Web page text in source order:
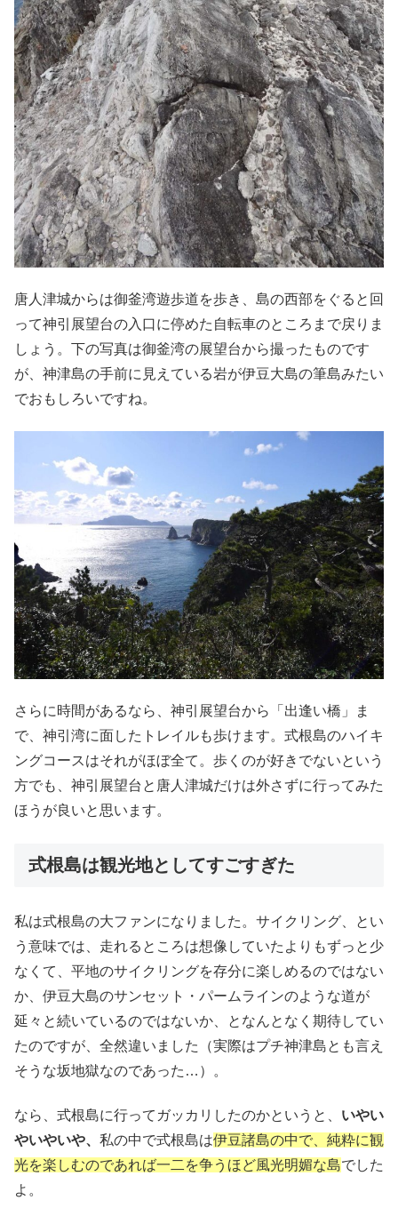
唐人津城からは御釜湾遊歩道を歩き、島の西部をぐると回
って神引展望台の入口に停めた自転車のところまで戻りま
しょう。下の写真は御釜湾の展望台から撮ったものです
が、神津島の手前に見えている岩が伊豆大島の筆島みたい
でおもしろいですね。
さらに時間があるなら、神引展望台から「出逢い橋」ま
で、神引湾に面したトレイルも歩けます。式根島のハイキ
ングコースはそれがほぼ全て。歩くのが好きでないという
方でも、神引展望台と唐人津城だけは外さずに行ってみた
ほうが良いと思います。
式根島は観光地としてすごすぎた
私は式根島の大ファンになりました。サイクリング、とい
う意味では、走れるところは想像していたよりもずっと少
なくて、平地のサイクリングを存分に楽しめるのではない
か、伊豆大島のサンセット・パームラインのような道が
延々と続いているのではないか、となんとなく期待してい
たのですが、全然違いました（実際はプチ神津島とも言え
そうな坂地獄なのであった…）。
なら、式根島に行ってガッカリしたのかというと、 いやい
やいやいや、 私の中で式根島は伊豆諸島の中で、純粋に観
光を楽しむのであれば一二を争うほど風光明媚な島でした
よ。